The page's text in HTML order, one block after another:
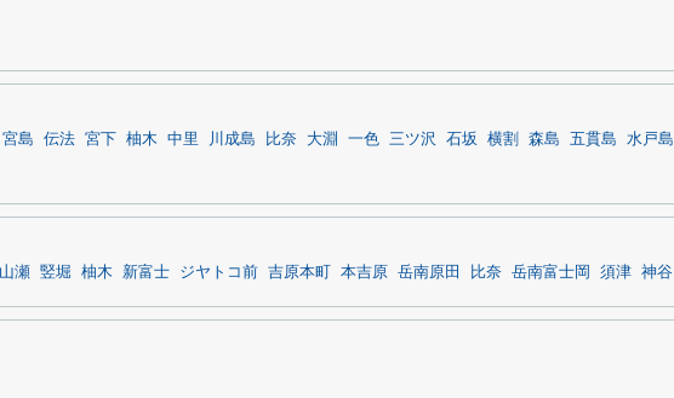
宮島 伝法 宮下 柚木 中里 川成島 比奈 大淵 一色 三ツ沢 石坂 横割 森島 五貫島 水戸島
瀬 竪堀 柚木 新富士 ジヤトコ前 吉原本町 本吉原 岳南原田 比奈 岳南富士岡 須津 神谷